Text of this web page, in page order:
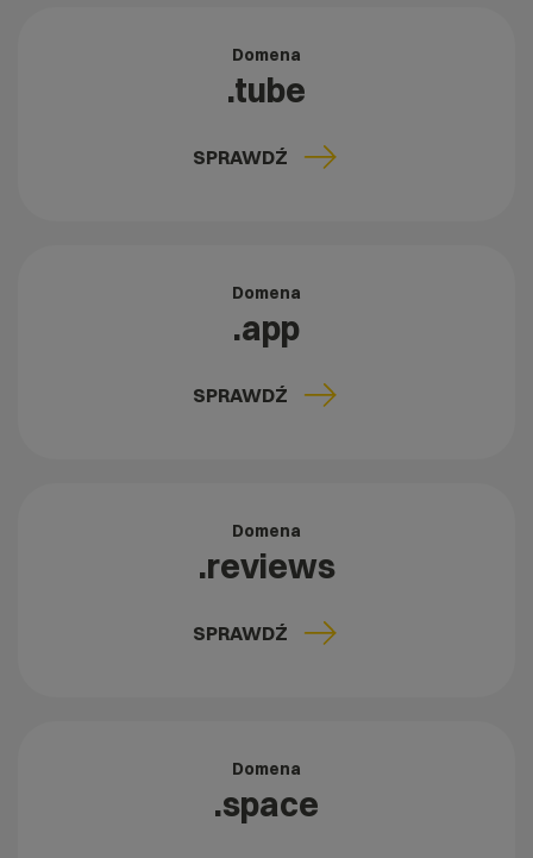
Domena
.tube
SPRAWDŹ
Domena
.app
SPRAWDŹ
Domena
.reviews
SPRAWDŹ
Domena
.space